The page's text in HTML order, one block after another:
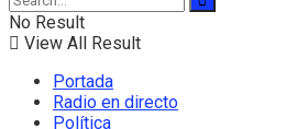
No Result
View All Result
Portada
Radio en directo
Política